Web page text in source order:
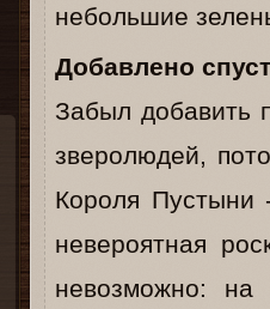
небольшие
Добавлено
Забыл добавить
зверолюдей,
Короля Пустыни
невероятная
невозможно: на